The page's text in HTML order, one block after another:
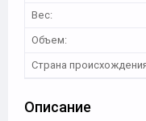
Вес:
Объем:
Страна
Описание